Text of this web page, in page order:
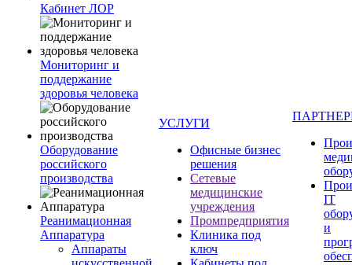
Кабинет ЛОР
Мониторинг и
поддержание
здоровья человека
Оборудование
российского
производства
Реанимационная
Аппаратура
Аппараты
УСЛУГИ
Офисные бизнес
решения
Сетевые
медицинские
учреждения
Промпредприятия
Клиника под
ключ
IT
и